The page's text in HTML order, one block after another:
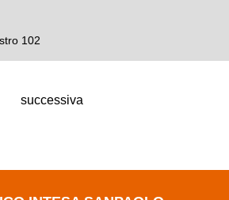
102
successiva